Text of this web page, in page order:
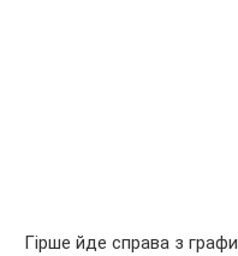
Гірше йде справа з